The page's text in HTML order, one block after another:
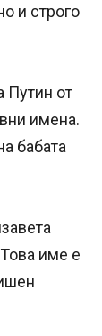
и строго
Путин от
имена.
бабата
име е